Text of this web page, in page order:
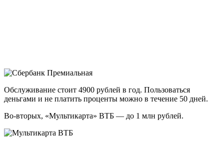
Обслуживание стоит 4900 рублей в год. Пользоваться
деньгами и не платить проценты можно в течение 50 дней.
Во-вторых, «Мультикарта» ВТБ — до 1 млн рублей.